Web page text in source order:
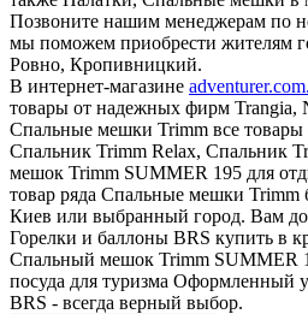
Позвоните нашим менеджерам по
мы поможем приобрести жителям
Ровно, Кропивницкий.
В интернет-магазине
товары от надежных фирм Trangia,
Спальные мешки Trimm все
Спальник Trimm Relax, Спальник
мешок Trimm SUMMER 195 для
товар ряда Спальные мешки Trimm
Киев или выбранный город. Вам
Горелки и баллоны BRS купить в
Спальный мешок Trimm SUMMER
посуда для туризма Оформленный
BRS - всегда верный выбор.